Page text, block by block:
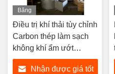
Băng
hình
Điều trị khí thải tùy chỉnh
Carbon thép làm sạch
không khí ẩm ướt
Scrubber Spray tháp
Nhận được giá tốt